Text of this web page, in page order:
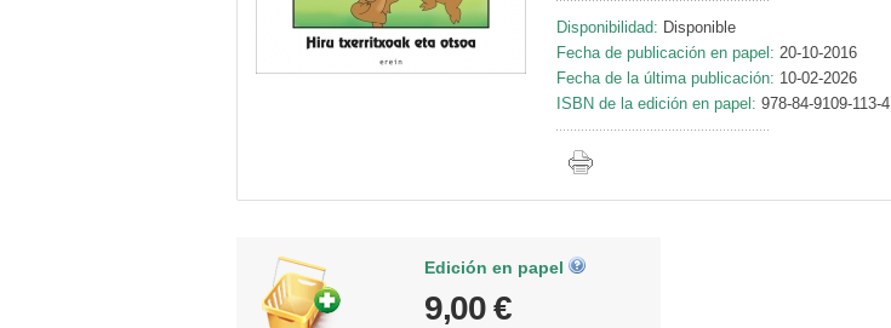
Disponibilidad: Disponible
Fecha de publicación en papel: 20-10-2016
Fecha de la última publicación: 10-02-2026
ISBN de la edición en papel: 978-84-9109-113-4
Edición en papel
9,00 €